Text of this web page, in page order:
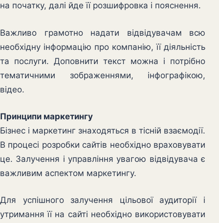
на початку, далі йде її розшифровка і пояснення.
Важливо грамотно надати відвідувачам всю
необхідну інформацію про компанію, її діяльність
та послуги. Доповнити текст можна і потрібно
тематичними зображеннями, інфографікою,
відео.
Принципи маркетингу
Бізнес і маркетинг знаходяться в тісній взаємодії.
В процесі розробки сайтів необхідно враховувати
це. Залучення і управління увагою відвідувача є
важливим аспектом маркетингу.
Для успішного залучення цільової аудиторії і
утримання її на сайті необхідно використовувати